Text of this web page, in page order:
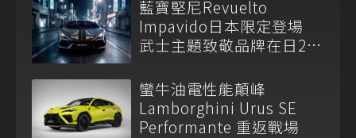
藍寶堅尼Revuelto
Impavido日本限定登場
武士主題致敬品牌在日25
蠻牛油電性能顛峰
Lamborghini Urus SE
Performante 重返戰場